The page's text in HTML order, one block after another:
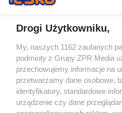
Żaden utwór zamieszczony w serwisie
rozpowszechniany lub dalej
tym także elektroniczny lub
eksploatacji w jakiejkolwiek formie,
Internecie bez pisemnej zgody
wykorzystanie utworów w całości lub
tzn. bez właściwej zgody, jest
ścigane prawnie.
Drogi Użytkowniku,
My, naszych 1162 zaufanych
podmioty z Grupy ZPR Media
przechowujemy informacje na
przetwarzamy dane osobowe,
identyfikatory, standardowe
urządzenie czy dane